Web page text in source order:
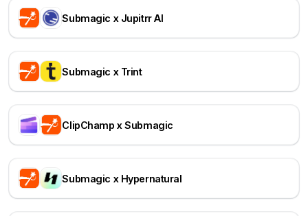
Submagic x Jupitrr AI
Submagic x Trint
ClipChamp x Submagic
Submagic x Hypernatural